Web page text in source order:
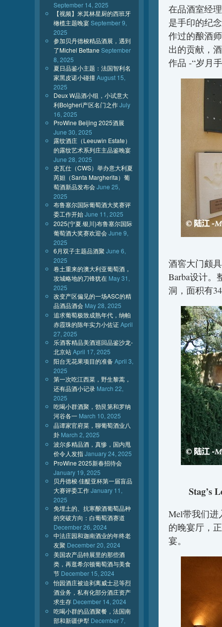
在品酒室经
是手印的纪
作过的酿酒
出的贡献，
作品 -“岁月
酒窖大门颇
Barba设计。
洞，面积有
Stag’s
Mel带我们进
的晚宴厅，
宴。
September 14, 2025
【视频】米其林星厨的西班牙
橄榄主题晚宴September 9,
2025
参加贝丹德梭精品酒展，遇到
了Michel Bettane September
8, 2025
夏日品鉴小主题：法国智利名
家黑皮诺小碰撞August 15,
2025
Deux W品酒小组，小试意大
利Bolgheri产区名门之作July
16, 2025
ProWine Beijing 2025酒展
June 30, 2025
露纹酒庄（Leeuwin Estate）
的露纹艺术系列庄主品鉴晚宴
June 28, 2025
史瓦仕（CWS）举办意大利夏
芮妲（Santa Margherita）葡
萄酒新品发布会June 25,
2025
布鲁塞尔国际葡萄酒大奖赛评
委工作开始June 11, 2025
2025(宁夏.银川)布鲁塞尔国际
葡萄酒大奖赛欢迎会June 9,
2025
6月双子主题品酒聚 June 6,
2025
卷土重来的澳大利亚葡萄酒，
攻城略地的刀锋犹在 May 31,
2025
改变产区偏见的一场ASC的精
品酒品酒会 May 28, 2025
追求葡萄极致成熟年代，纳帕
赤霞珠的陈年实力小佐证April
27, 2025
乐酒客精品美酒巡回品鉴沙龙-
北京站April 17, 2025
阳台无花果项目的准备April 3,
2025
第一次吃江西菜，野生黎蒿，
还有品酒小记录 March 22,
2025
吃喝小群酒聚，勃艮第和罗纳
河谷各一 March 10, 2025
品谭家官府菜，聊葡萄酒业八
卦 March 2, 2025
波尔多精品酒，真惨，国内甩
价令人发指January 24, 2025
ProWine 2025新春招待会
January 19, 2025
贝丹德梭·佳醍亚杯第一届盲品
大赛评委工作January 11,
2025
免埋土的、抗寒酿酒葡萄品种
的突破方向：白葡萄酒赛道
December 26, 2024
中法庄园和迦南酒业的年终老
友聚 December 20, 2024
美国农产品特展里的那些酒
类，再逛希尔顿葡萄酒与美食
节 December 15, 2024
怡园酒庄被迫剥离威士忌等烈
酒业务，私有化部分酒庄资产
求生存 December 14, 2024
吃喝小群的品酒聚餐，法国南
部和新疆伊犁 December 7,